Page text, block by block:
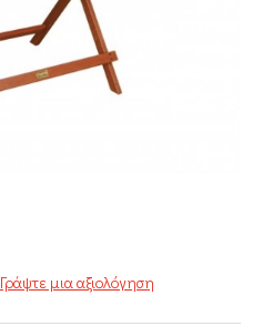
Γράψτε μια αξιολόγηση